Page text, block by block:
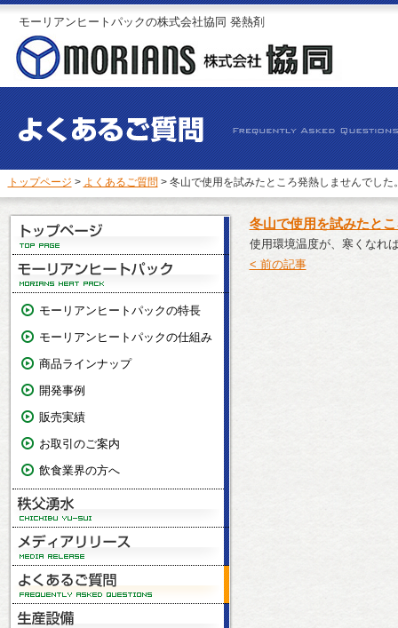
モーリアンヒートパックの株式会社協同 発熱剤
トップページ > よくあるご質問 > 冬山で使用を試みたところ発熱しませんでした
モーリアンヒートパックの特長
モーリアンヒートパックの仕組み
商品ラインナップ
開発事例
販売実績
お取引のご案内
飲食業界の方へ
冬山で使用を試みたと
使用環境温度が、寒くなれ
< 前の記事